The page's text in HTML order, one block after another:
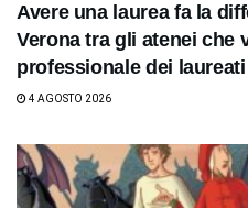
Avere una laurea fa la
Verona tra gli atenei che
professionale dei laureati
4 AGOSTO 2026